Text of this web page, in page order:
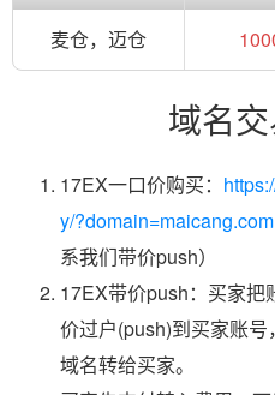
麦仓，迈仓
域名
17EX一口价购买：
y/
系我们带价push）
17EX带价push：买家把
价过户(push)到买家账
域名转给买家。